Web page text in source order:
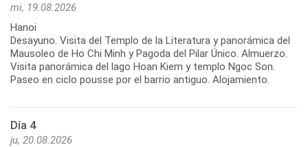
mi, 19.08.2026
Hanoi
Desayuno. Visita del Templo de la Literatura y panorámica del
Mausoleo de Ho Chi Minh y Pagoda del Pilar Único. Almuerzo.
Visita panorámica del lago Hoan Kiem y templo Ngoc Son.
Paseo en ciclo pousse por el barrio antiguo. Alojamiento.
Día 4
ju, 20.08.2026